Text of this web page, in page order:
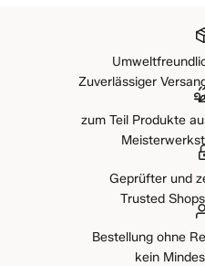
Zuverlässiger
zum Teil Produkte
Geprüfter und
Trusted
Bestellung ohne
kein